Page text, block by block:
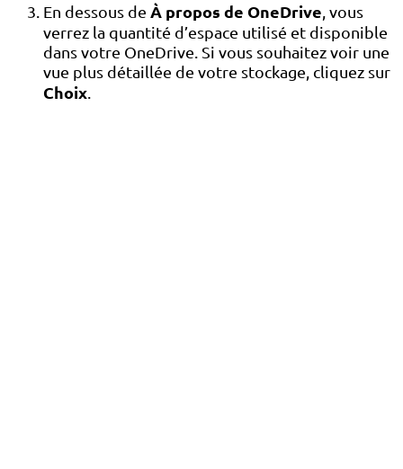
En dessous de À propos de OneDrive, vous
verrez la quantité d’espace utilisé et disponible
dans votre OneDrive. Si vous souhaitez voir une
vue plus détaillée de votre stockage, cliquez sur
Choix.